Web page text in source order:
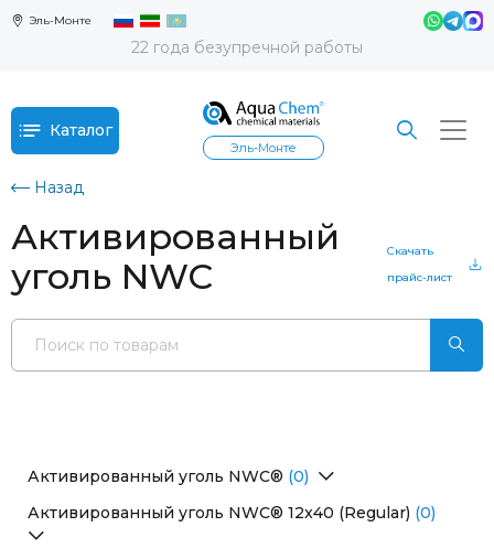
Эль-Монте
22 года безупречной работы
Каталог
Эль-Монте
Назад
Активированный
уголь NWC
Скачать
прайс-лист
Активированный уголь NWC® (0)
Активированный уголь NWC® 12x40 (Regular) (0)